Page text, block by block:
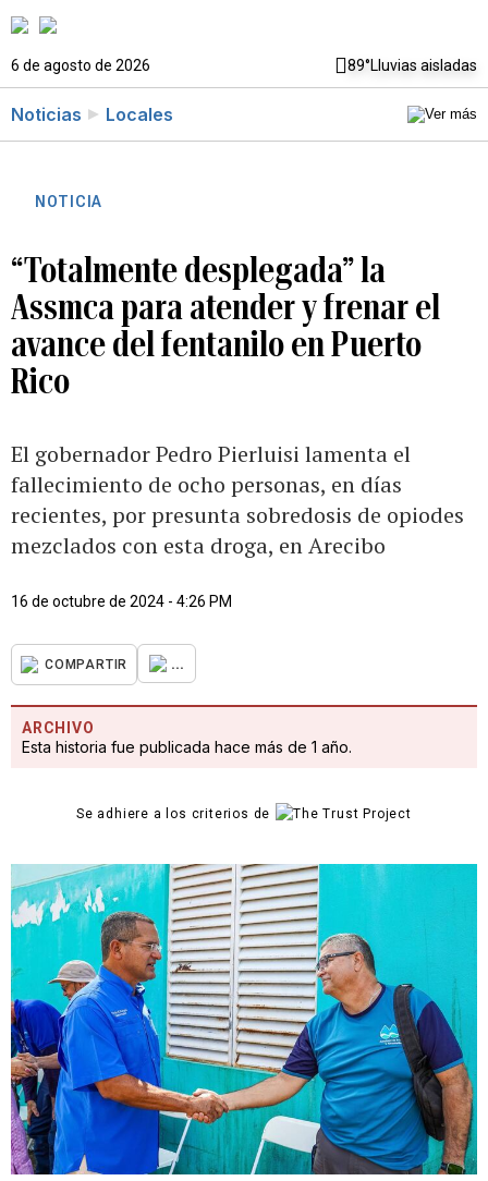
6 de agosto de 2026 89°Lluvias aisladas
Noticias Locales
NOTICIA
“Totalmente desplegada” la
Assmca para atender y frenar el
avance del fentanilo en Puerto
Rico
El gobernador Pedro Pierluisi lamenta el
fallecimiento de ocho personas, en días
recientes, por presunta sobredosis de opiodes
mezclados con esta droga, en Arecibo
16 de octubre de 2024 - 4:26 PM
COMPARTIR ...
ARCHIVO
Esta historia fue publicada hace más de 1 año.
Se adhiere a los criterios de